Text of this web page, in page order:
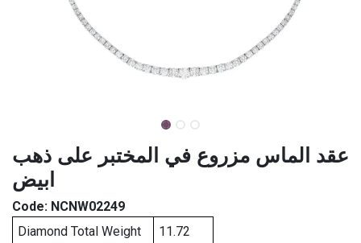
عقد الماس مزروع في المختبر على ذهب
ابيض
Code: NCNW02249
Diamond Total Weight
11.72